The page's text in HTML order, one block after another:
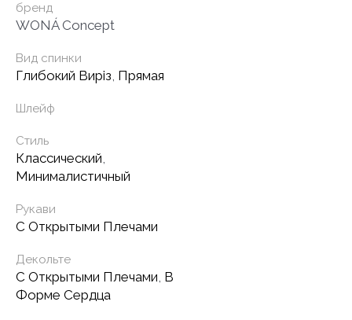
бренд
WONÁ Concept
Вид спинки
Глибокий Виріз, Прямая
Шлейф
Стиль
Классический,
Минималистичный
Рукави
С Открытыми Плечами
Декольте
С Открытыми Плечами, В
Форме Сердца